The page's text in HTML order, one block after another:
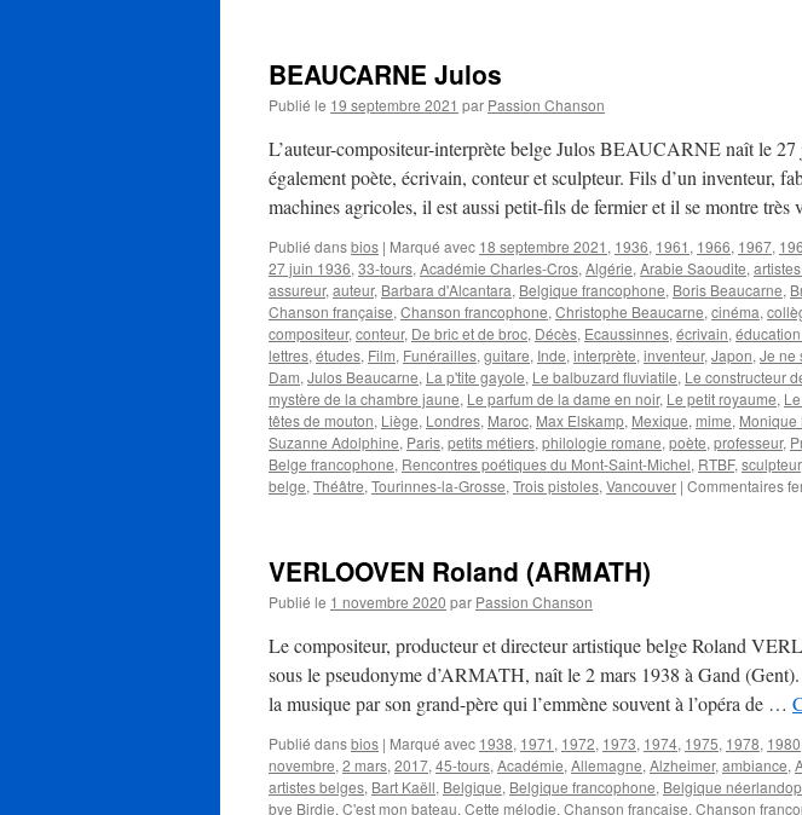
BEAUCARNE Julos
Publié le 19 septembre 2021 par Passion Chanson
L’auteur-compositeur-interprète belge Julos BEAUCARNE naît le
également poète, écrivain, conteur et sculpteur. Fils d’un inventeur,
machines agricoles, il est aussi petit-fils de fermier et il se montre
Publié dansbios | Marqué avec 18 septembre 2021 , 1936, 1961 , 1966, 1967,
27 juin 1936, 33-tours, Académie Charles-Cros, Algérie, Arabie Saoudite,
assureur, auteur, Barbara d'Alcantara, Belgique francophone, Boris Beaucarne,
Chanson française, Chanson francophone, Christophe Beaucarne, cinéma,
compositeur, conteur, De bric et de broc, Décès, Ecaussinnes, écrivain,
lettres, études, Film, Funérailles, guitare, Inde, interprète, inventeur, Japon, Je ne
Dam, Julos Beaucarne, La p'tite gayole, Le balbuzard fluviatile, Le constructeur
mystère de la chambre jaune, Le parfum de la dame en noir, Le petit royaume,
têtes de mouton, Liège, Londres, Maroc, Max Elskamp, Mexique, mime, Monique
Suzanne Adolphine, Paris, petits métiers, philologie romane, poète, professeur,
Belge francophone, Rencontres poétiques du Mont-Saint-Michel, RTBF, sculpteur,
belge, Théâtre, Tourinnes-la-Grosse, Trois pistoles, Vancouver | Commentaires
VERLOOVEN Roland (ARMATH)
Publié le 1 novembre 2020 par Passion Chanson
Le compositeur, producteur et directeur artistique belge Roland
sous le pseudonyme d’ARMATH, naît le 2 mars 1938 à Gand
la musique par son grand-père qui l’emmène souvent à l’opéra de …
Publié dansbios | Marqué avec 1938, 1971 , 1972, 1973, 1974, 1975, 1978, 1980
novembre, 2 mars, 2017, 45-tours, Académie, Allemagne, Alzheimer, ambiance,
artistes belges, Bart Kaëll, Belgique, Belgique francophone, Belgique
bye Birdie, C'est mon bateau, Cette mélodie, Chanson française, Chanson